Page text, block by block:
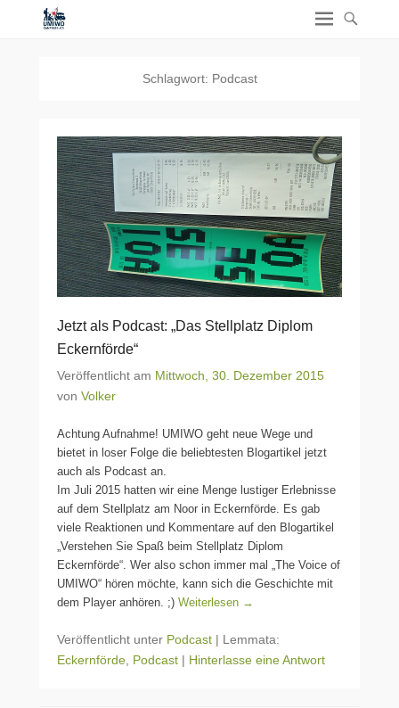
Schlagwort: Podcast
Jetzt als Podcast: „Das Stellplatz Diplom
Eckernförde“
Veröffentlicht am Mittwoch, 30. Dezember 2015
von Volker
Achtung Aufnahme! UMIWO geht neue Wege und
bietet in loser Folge die beliebtesten Blogartikel jetzt
auch als Podcast an.
Im Juli 2015 hatten wir eine Menge lustiger Erlebnisse
auf dem Stellplatz am Noor in Eckernförde. Es gab
viele Reaktionen und Kommentare auf den Blogartikel
„Verstehen Sie Spaß beim Stellplatz Diplom
Eckernförde“. Wer also schon immer mal „The Voice of
UMIWO“ hören möchte, kann sich die Geschichte mit
dem Player anhören. ;) Weiterlesen →
Veröffentlicht unter Podcast | Lemmata:
Eckernförde Podcast | Hinterlasse eine Antwort